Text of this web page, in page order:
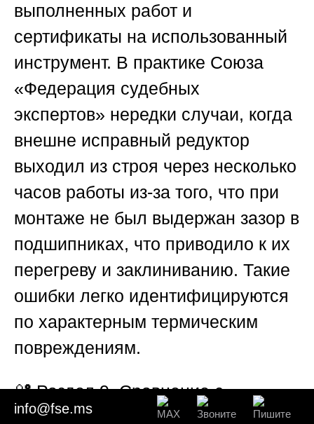
выполненных работ и
сертификаты на использованный
инструмент. В практике Союза
«Федерация судебных
экспертов» нередки случаи, когда
внешне исправный редуктор
выходил из строя через несколько
часов работы из-за того, что при
монтаже не был выдержан зазор в
подшипниках, что приводило к их
перегреву и заклиниванию. Такие
ошибки легко идентифицируются
по характерным термическим
повреждениям.
🔐Раздел 9. Сравнение с
заводскими спецификациями и
info@fse.ms